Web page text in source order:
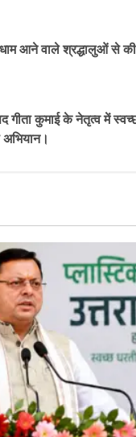
धाम आने वाले श्रद्धालुओं से
गीता कुमाई के नेतृत्व में